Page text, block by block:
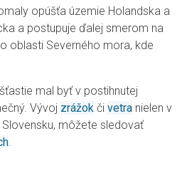
opúšťa územie Holandska a
a postupuje ďalej smerom na
oblasti Severného mora, kde
mal byť v postihnutej
Vývoj zrážok či vetra nielen v
Slovensku, môžete sledovať
.